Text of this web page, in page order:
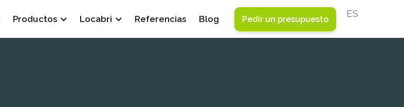
Productos Locabri Referencias Blog Pedir un presupuesto ESPAÑOL